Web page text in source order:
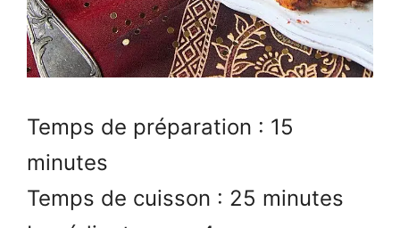
Temps de préparation : 15
minutes
Temps de cuisson : 25 minutes